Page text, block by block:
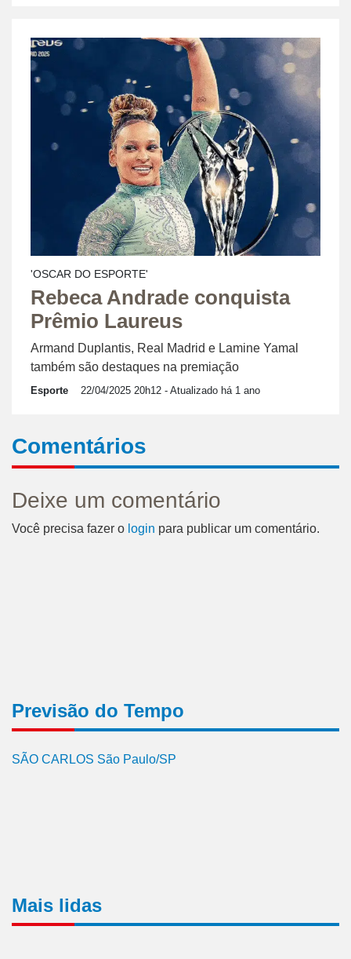
'OSCAR DO ESPORTE'
Rebeca Andrade conquista
Prêmio Laureus
Armand Duplantis, Real Madrid e Lamine Yamal
também são destaques na premiação
Esporte 22/04/2025 20h12 - Atualizado há 1 ano
Comentários
Deixe um comentário
Você precisa fazer o login para publicar um comentário.
Previsão do Tempo
SÃO CARLOS São Paulo/SP
Mais lidas